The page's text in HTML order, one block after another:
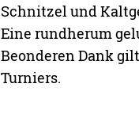
Schnitzel und
Eine rundherum
Beonderen Dank
Turniers.